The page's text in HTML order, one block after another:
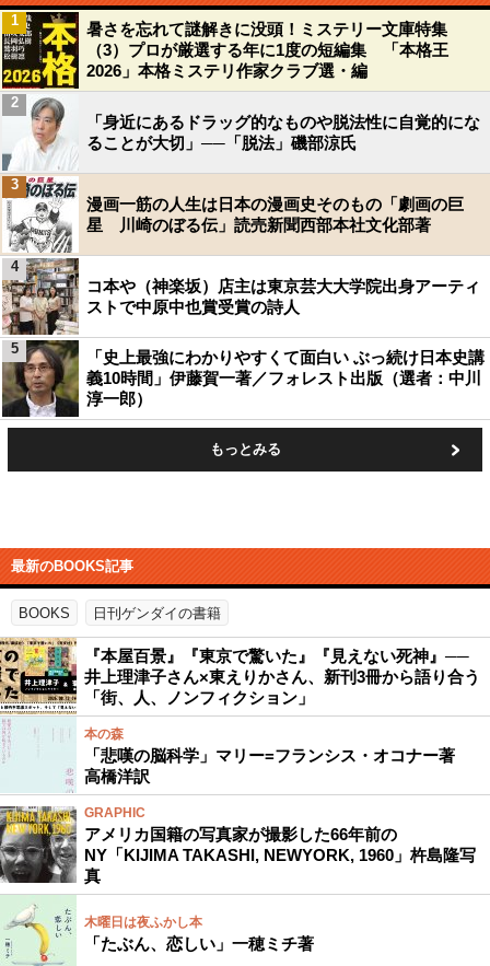
暑さを忘れて謎解きに没頭！ミステリー文庫特集
（3）プロが厳選する年に1度の短編集 「本格王
2026」本格ミステリ作家クラブ選・編
1
「身近にあるドラッグ的なものや脱法性に自覚的にな
ることが大切」──「脱法」磯部涼氏
2
漫画一筋の人生は日本の漫画史そのもの「劇画の巨
星 川崎のぼる伝」読売新聞西部本社文化部著
3
コ本や（神楽坂）店主は東京芸大大学院出身アーティ
ストで中原中也賞受賞の詩人
4
「史上最強にわかりやすくて面白い ぶっ続け日本史講
義10時間」伊藤賀一著／フォレスト出版（選者：中川
淳一郎）
5
もっとみる
最新のBOOKS記事
BOOKS 日刊ゲンダイの書籍
『本屋百景』『東京で驚いた』『見えない死神』──
井上理津子さん×東えりかさん、新刊3冊から語り合う
「街、人、ノンフィクション」
本の森
「悲嘆の脳科学」マリー=フランシス・オコナー著
高橋洋訳
GRAPHIC
アメリカ国籍の写真家が撮影した66年前の
NY「KIJIMA TAKASHI, NEWYORK, 1960」杵島隆写
真
木曜日は夜ふかし本
「たぶん、恋しい」一穂ミチ著